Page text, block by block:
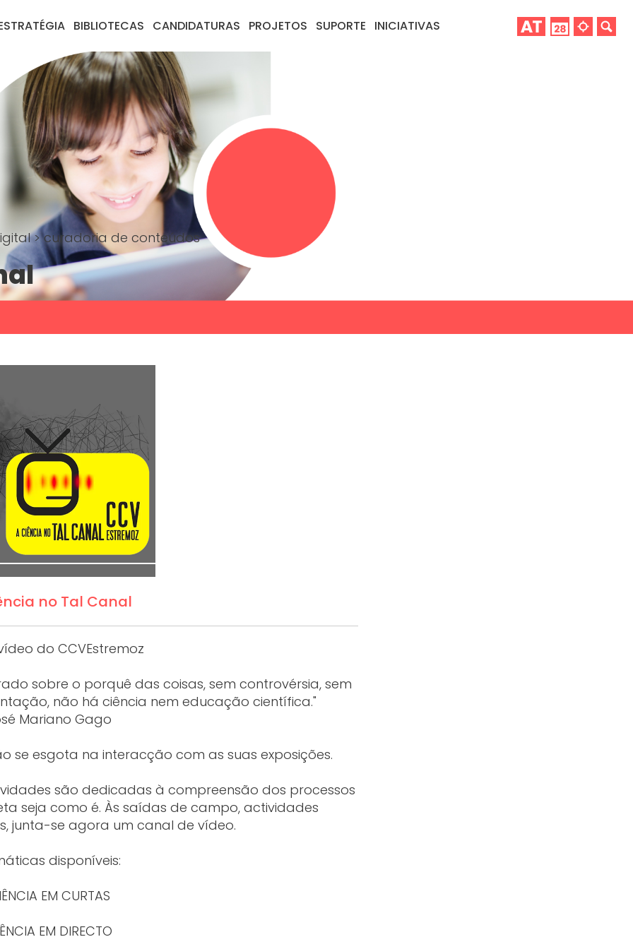
BIBLIOTECAS CANDIDATURAS PROJETOS SUPORTE INICIATIVAS
>curadoria de conteúdos
no Tal Canal
do CCVEstremoz
sobre o porquê das coisas, sem controvérsia, sem
não há ciência nem educação científica."
Mariano Gago
se esgota na interacção com as suas exposições.
são dedicadas à compreensão dos processos
seja como é. Às saídas de campo, actividades
junta-se agora um canal de vídeo.
disponíveis:
EM CURTAS
EM DIRECTO